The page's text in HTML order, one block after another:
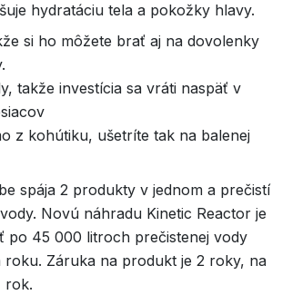
hydratáciu tela a pokožky hlavy.
si ho môžete brať aj na dovolenky
takže investícia sa vráti naspäť v
z kohútiku, ušetríte tak na balenej
spája 2 produkty v jednom a prečistí
Novú náhradu Kinetic Reactor je
po 45 000 litroch prečistenej vody
roku. Záruka na produkt je 2 roky, na
rok.